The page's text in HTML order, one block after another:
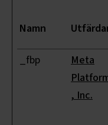
Namn
_fbp
Meta
, Inc.